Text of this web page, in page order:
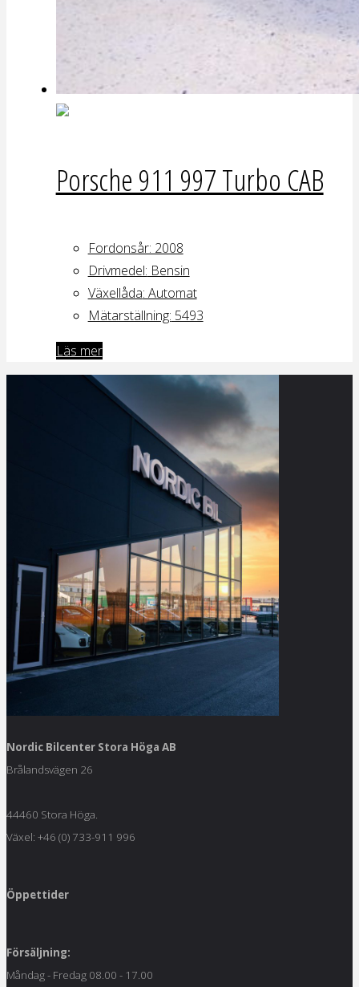
Porsche 911 997 Turbo CAB
Fordonsår: 2008
Drivmedel: Bensin
Växellåda: Automat
Mätarställning: 5493
Läs mer
Nordic Bilcenter Stora Höga AB
Brålandsvägen 26
44460 Stora Höga.
Växel: +46 (0) 733-911 996
Öppettider
Försäljning:
Måndag - Fredag 08.00 - 17.00